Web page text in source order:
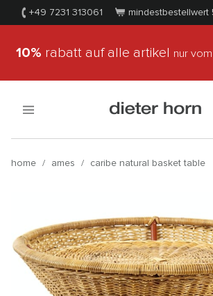
+49 7231 313061 mindestbestellwert
10% rabatt auf alle artikel nur
home / ames / caribe natural basket table